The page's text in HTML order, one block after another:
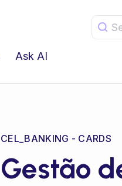
Ask AI
CEL_BANKING - CARDS
Gestão